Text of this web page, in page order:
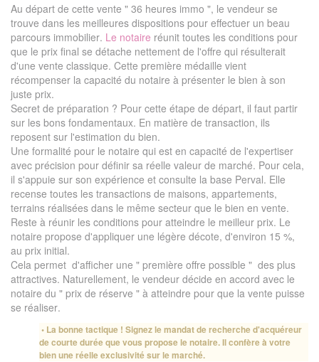
Au départ de cette vente " 36 heures immo ", le vendeur se
trouve dans les meilleures dispositions pour effectuer un beau
parcours immobilier. Le notaire réunit toutes les conditions pour
que le prix final se détache nettement de l'offre qui résulterait
d'une vente classique. Cette première médaille vient
récompenser la capacité du notaire à présenter le bien à son
juste prix.
Secret de préparation ? Pour cette étape de départ, il faut partir
sur les bons fondamentaux. En matière de transaction, ils
reposent sur l'estimation du bien.
Une formalité pour le notaire qui est en capacité de l'expertiser
avec précision pour définir sa réelle valeur de marché. Pour cela,
il s'appuie sur son expérience et consulte la base Perval. Elle
recense toutes les transactions de maisons, appartements,
terrains réalisées dans le même secteur que le bien en vente.
Reste à réunir les conditions pour atteindre le meilleur prix. Le
notaire propose d'appliquer une légère décote, d'environ 15 %,
au prix initial.
Cela permet d'afficher une " première offre possible " des plus
attractives. Naturellement, le vendeur décide en accord avec le
notaire du " prix de réserve " à atteindre pour que la vente puisse
se réaliser.
• La bonne tactique ! Signez le mandat de recherche d'acquéreur
de courte durée que vous propose le notaire. Il confère à votre
bien une réelle exclusivité sur le marché.